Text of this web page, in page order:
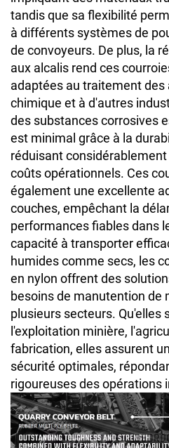
tandis que sa flexibilité
à différents systèmes de
de convoyeurs. De plus, la
aux alcalis rend ces
adaptées au traitement
chimique et à d'autres
des substances corrosives
est minimal grâce à la
réduisant
coûts opérationnels. Ces
également une excellente
couches, empêchant la
performances fiables dans
capacité à transporter
humides comme secs, les
en nylon offrent des
besoins de manutention de
plusieurs secteurs. Qu'elles
l'exploitation minière,
fabrication, elles assurent
sécurité optimales,
rigoureuses des opérations